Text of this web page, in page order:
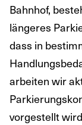
Bahnhof,
längeres
dass in
arbeiten wir
vorgestellt